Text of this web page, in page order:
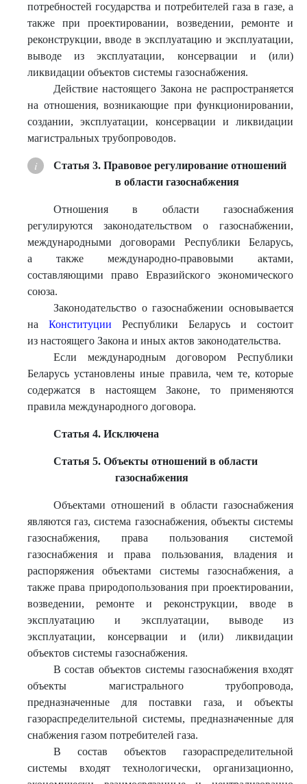
потребностей государства и потребителей газа в газе, а
также при проектировании, возведении, ремонте и
реконструкции, вводе в эксплуатацию и эксплуатации,
выводе из эксплуатации, консервации и (или)
ликвидации объектов системы газоснабжения.
Действие настоящего Закона не распространяется
на отношения, возникающие при функционировании,
создании, эксплуатации, консервации и ликвидации
магистральных трубопроводов.
Статья 3. Правовое регулирование отношений
в области газоснабжения
Отношения в области газоснабжения
регулируются законодательством о газоснабжении,
международными договорами Республики Беларусь,
а также международно-правовыми актами,
составляющими право Евразийского экономического
союза.
Законодательство о газоснабжении основывается
на Конституции Республики Беларусь и состоит
из настоящего Закона и иных актов законодательства.
Если международным договором Республики
Беларусь установлены иные правила, чем те, которые
содержатся в настоящем Законе, то применяются
правила международного договора.
Статья 4. Исключена
Статья 5. Объекты отношений в области
газоснабжения
Объектами отношений в области газоснабжения
являются газ, система газоснабжения, объекты системы
газоснабжения, права пользования системой
газоснабжения и права пользования, владения и
распоряжения объектами системы газоснабжения, а
также права природопользования при проектировании,
возведении, ремонте и реконструкции, вводе в
эксплуатацию и эксплуатации, выводе из
эксплуатации, консервации и (или) ликвидации
объектов системы газоснабжения.
В состав объектов системы газоснабжения входят
объекты магистрального трубопровода,
предназначенные для поставки газа, и объекты
газораспределительной системы, предназначенные для
снабжения газом потребителей газа.
В состав объектов газораспределительной
системы входят технологически, организационно,